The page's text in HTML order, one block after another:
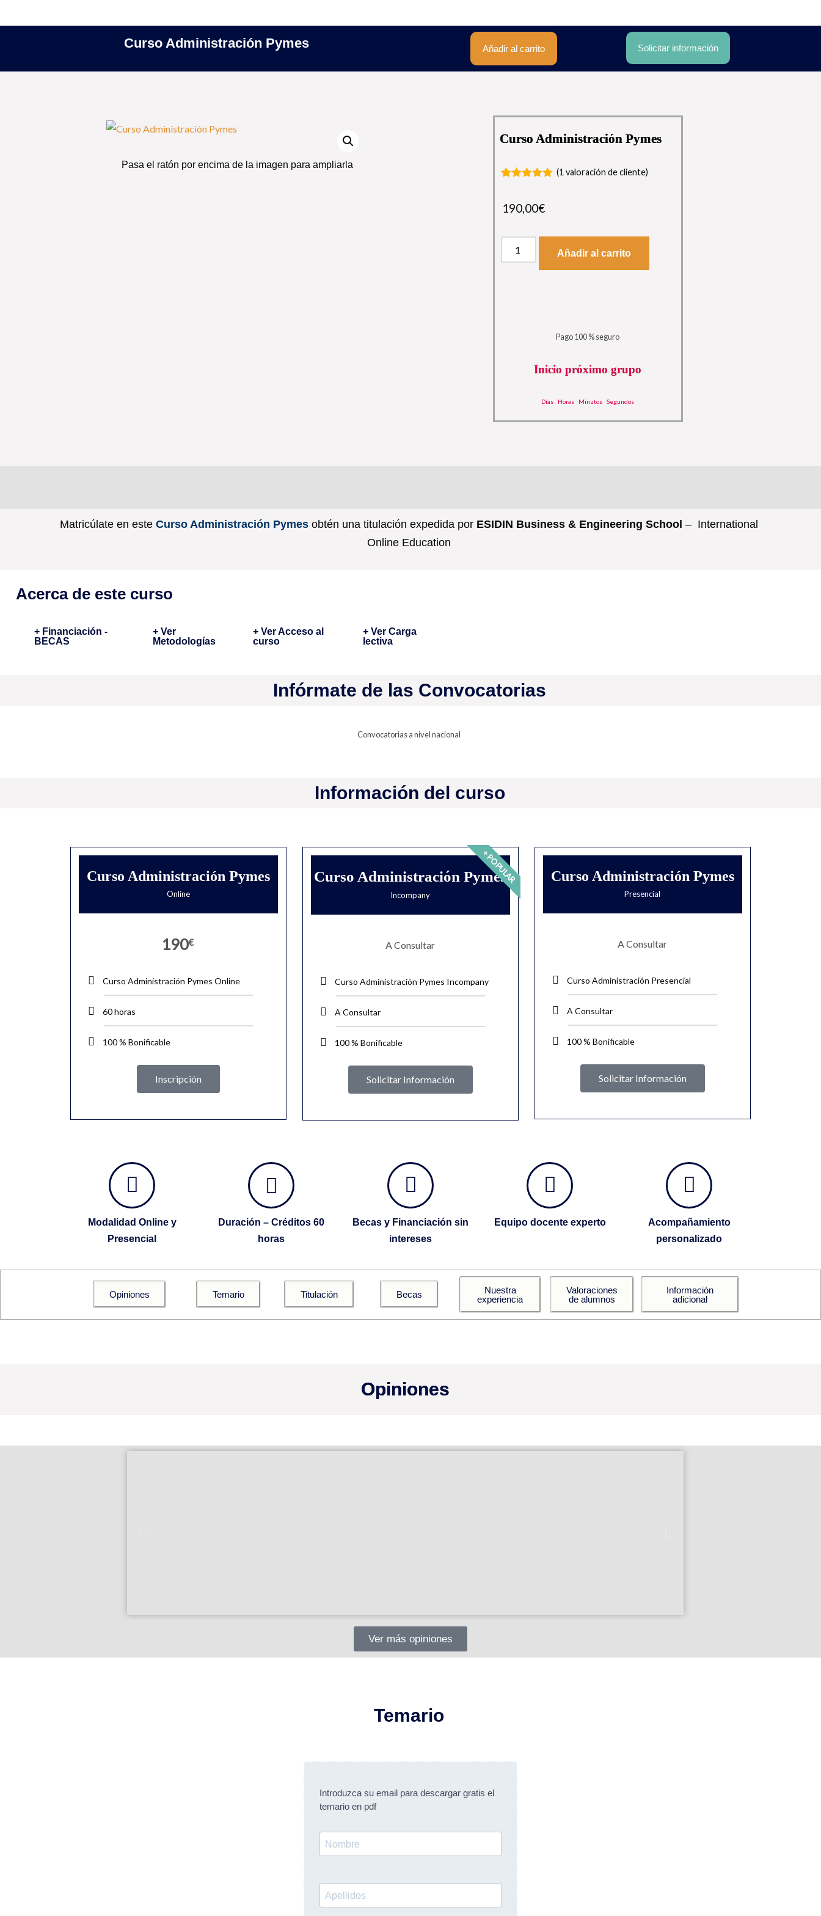
Curso Administración Pymes Añadir al carrito Solicitar información
Pasa el ratón por encima de la imagen para ampliarla
Curso Administración Pymes
5 en base
avaloración
cliente
(1 valoración de cliente)
190,00€
Añadir al carrito
Pago 100 % seguro
Inicio próximo grupo
Días Horas Minutos Segundos
Matricúlate en esteCurso Administración Pymesobtén una titulación expedida por ESIDIN Business & Engineering School – International
Online Education
Acerca de este curso
+ Financiación -
BECAS
+ Ver
Metodologías
+ Ver Acceso al
curso
+ Ver Carga
lectiva
Infórmate de las Convocatorias
Convocatorias a nivel nacional
Información del curso
Curso Administración Pymes
Online
190€
Curso Administración Pymes Online
60 horas
100 % Bonificable
Inscripción
Curso Administración Pymes
Incompany
A Consultar
Curso Administración Pymes Incompany
A Consultar
100 % Bonificable
Solicitar Información
+ POPULAR Curso Administración Pymes
Presencial
A Consultar
Curso Administración Presencial
A Consultar
100 % Bonificable
Solicitar Información
Modalidad Online y
Presencial
Duración – Créditos 60
horas
Becas y Financiación sin
intereses
Equipo docente experto
Acompañamiento
personalizado
Opiniones Temario Titulación Becas
Nuestra
experiencia
Valoraciones
de alumnos
Información
adicional
Opiniones
Ver más opiniones
Temario